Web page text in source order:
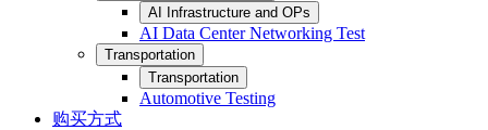
AI Infrastructure and OPs
AI Data Center Networking Test
Transportation
Transportation
Automotive Testing
购买方式